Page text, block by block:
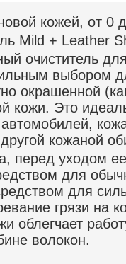
кожей, от 0
Mild + Leather
очиститель
выбором
окрашенной
кожи. Это
кожаной
перед уходом
для
для
грязи на
облегчает
волокон.